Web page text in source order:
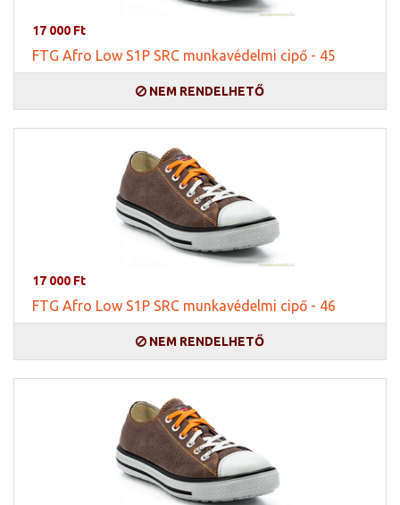
17 000 Ft
FTG Afro Low S1P SRC munkavédelmi cipő - 45
NEM RENDELHETŐ
17 000 Ft
FTG Afro Low S1P SRC munkavédelmi cipő - 46
NEM RENDELHETŐ